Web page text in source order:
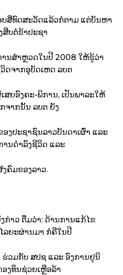
ບ​ສີ່ທົດ​ສະ​ວັດ​ແລ້ວ​ກໍ​ຕາມ ແຕ່​ບັນຫາ​
ສືບຕໍ່​ຂ້າ​ປະຊາ
ານສຳ​ຫຼວດ​ໃນ​ປີ 2008 ໃຫ້​ຮູ້​ວ່າ​
ດ​ຈາກ​ອຸບັດເຫດ ລບຕ
ສຍ​ອົງຄະ-ພິການ, ເປັນ​ພາລະ​ໃຫ້​
ຈາກ​ນັ້ນ ລບຕ ຍັງ​
ງ​ປະຊາຊົນ​ລາວ​ບັນດາເຜົ່າ ແລະ
ນ​ດຳລົງ​ຊີວິດ ແລະ
ຄົມ​ຂອງ​ລາວ.
ກ່າວ ຕື່ມ​ວ່າ: ດ້ານ​ການ​ແກ້​ໄຂ​
ລຍະ​ຜ່ານ​ມາ ກໍ​ຄື​ໃນ​ປີ
ຮ່ວມ​ກັບ ສປຊ ແລະ ອົງການ​ຢູ​ນິ​
ອງ​ທຶນ​ຊ່ວຍເຫຼືອ​ລ້າ